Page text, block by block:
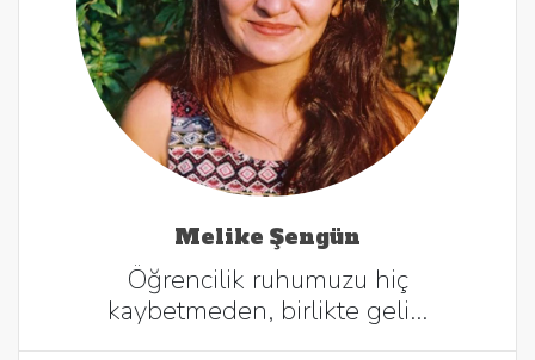
Melike Şengün
Öğrencilik ruhumuzu hiç
kaybetmeden, birlikte geli…